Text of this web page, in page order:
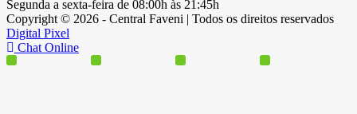
Segunda a sexta-feira de 08:00h às 21:45h
Copyright © 2026 - Central Faveni | Todos os direitos reservados
Digital Pixel
Chat Online